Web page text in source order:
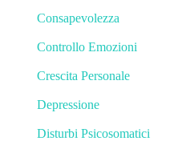
Consapevolezza
Controllo Emozioni
Crescita Personale
Depressione
Disturbi Psicosomatici